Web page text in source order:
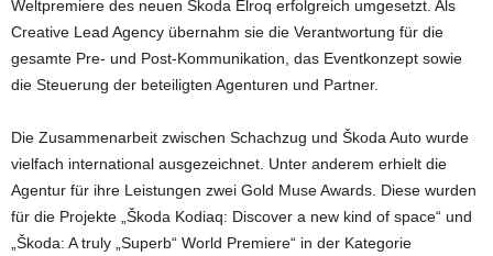
Weltpremiere des neuen Škoda Elroq erfolgreich umgesetzt. Als
Creative Lead Agency übernahm sie die Verantwortung für die
gesamte Pre- und Post-Kommunikation, das Eventkonzept sowie
die Steuerung der beteiligten Agenturen und Partner.
Die Zusammenarbeit zwischen Schachzug und Škoda Auto wurde
vielfach international ausgezeichnet. Unter anderem erhielt die
Agentur für ihre Leistungen zwei Gold Muse Awards. Diese wurden
für die Projekte „Škoda Kodiaq: Discover a new kind of space“ und
„Škoda: A truly „Superb“ World Premiere“ in der Kategorie